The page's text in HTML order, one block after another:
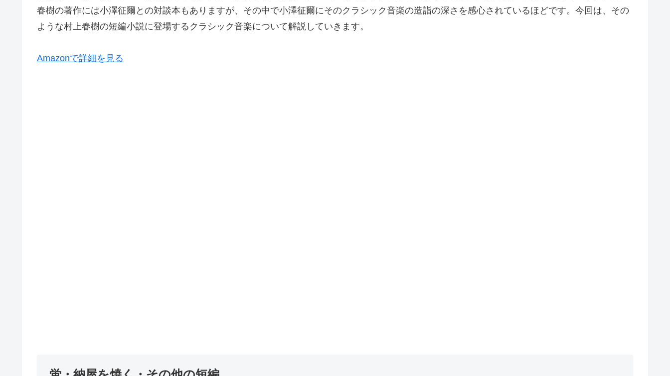
春樹の著作には小澤征爾との対談本もありますが、その中で小澤征爾にそのクラシック音楽の造詣の深さを感心されているほどです。今回は、その
ような村上春樹の短編小説に登場するクラシック音楽について解説していきます。
Amazonで詳細を見る